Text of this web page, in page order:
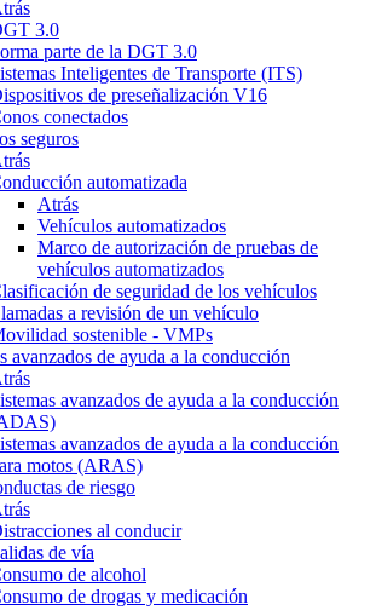
3.0
parte de la DGT 3.0
Inteligentes de Transporte (ITS)
de preseñalización V16
conectados
seguros
automatizada
Atrás
Vehículos automatizados
Marco de autorización de pruebas de
vehículos automatizados
de seguridad de los vehículos
a revisión de un vehículo
sostenible - VMPs
avanzados de ayuda a la conducción
avanzados de ayuda a la conducción
avanzados de ayuda a la conducción
motos (ARAS)
de riesgo
al conducir
de vía
de alcohol
de drogas y medicación